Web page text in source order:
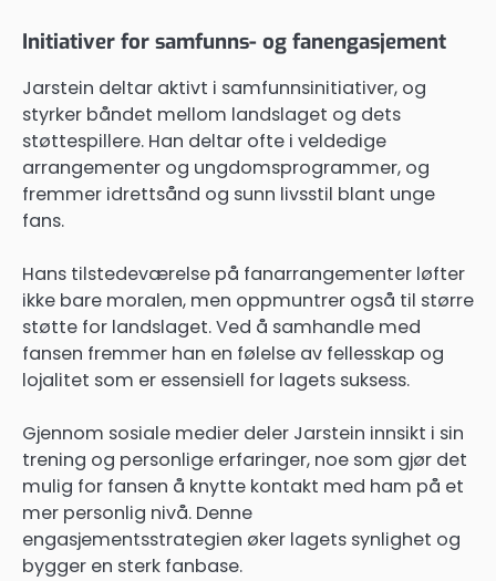
Initiativer for samfunns- og fanengasjement
Jarstein deltar aktivt i samfunnsinitiativer, og
styrker båndet mellom landslaget og dets
støttespillere. Han deltar ofte i veldedige
arrangementer og ungdomsprogrammer, og
fremmer idrettsånd og sunn livsstil blant unge
fans.
Hans tilstedeværelse på fanarrangementer løfter
ikke bare moralen, men oppmuntrer også til større
støtte for landslaget. Ved å samhandle med
fansen fremmer han en følelse av fellesskap og
lojalitet som er essensiell for lagets suksess.
Gjennom sosiale medier deler Jarstein innsikt i sin
trening og personlige erfaringer, noe som gjør det
mulig for fansen å knytte kontakt med ham på et
mer personlig nivå. Denne
engasjementsstrategien øker lagets synlighet og
bygger en sterk fanbase.